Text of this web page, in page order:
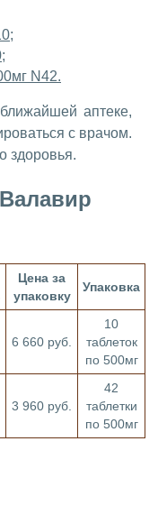
N42.
аптеке,
с врачом.
здоровья.
Цена за
упаковку
Упаковка
6 660 руб.
10
таблеток
по 500мг
3 960 руб.
42
таблетки
по 500мг